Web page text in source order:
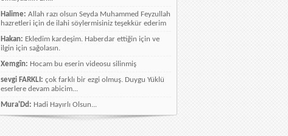
Halime: Allah razı olsun Seyda Muhammed Feyzullah
hazretleri için de ilahi söylermisiniz teşekkür ederim
Hakan: Ekledim kardeşim. Haberdar ettiğin için ve
ilgin için sağolasın.
Xemgîn: Hocam bu eserin videosu silinmiş
sevgi FARKLI: çok farklı bir ezgi olmuş. Duygu Yüklü
eserlere devam abicim...
Mura'Dd: Hadi Hayırlı Olsun...